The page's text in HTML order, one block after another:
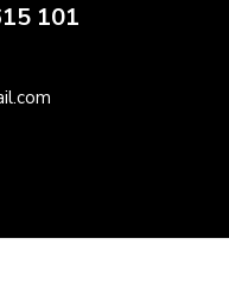
101